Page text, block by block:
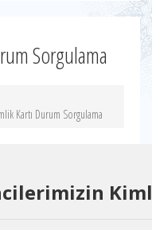
Sorgulama
Kartı Durum Sorgulama